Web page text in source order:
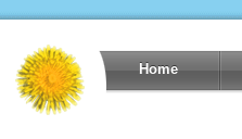
Home